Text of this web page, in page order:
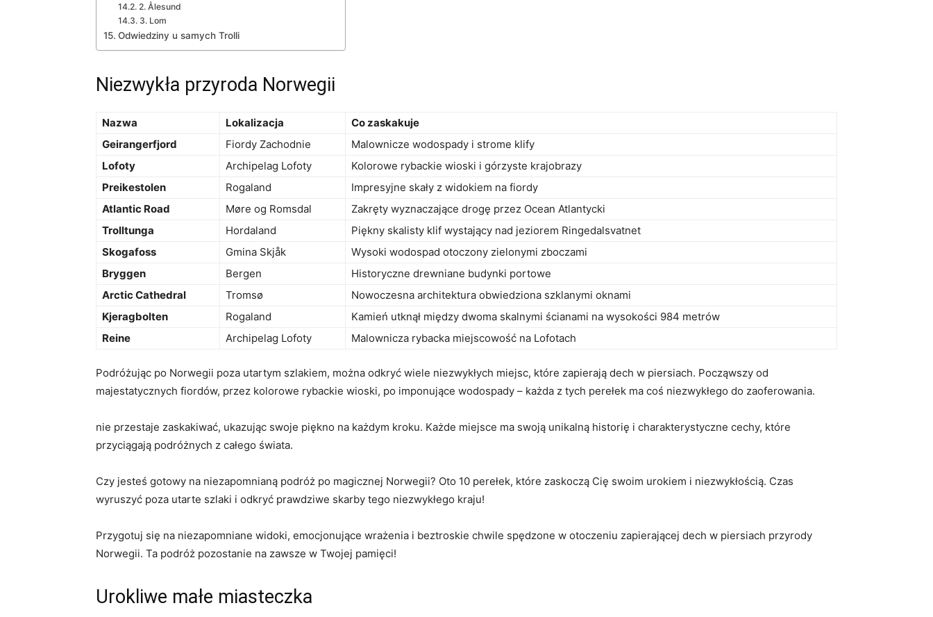
2.‌ Ålesund
3. Lom
Odwiedziny u‍ samych Trolli
Niezwykła ⁤przyroda‍ Norwegii
Nazwa Lokalizacja
Co zaskakuje
Geirangerfjord
Fiordy Zachodnie
Malownicze ‌wodospady i ⁣strome klify
Lofoty
Archipelag‍ Lofoty
Kolorowe ​rybackie ⁢wioski i górzyste‌ krajobrazy
Preikestolen
Rogaland
Impresyjne ⁢skały​ z widokiem ⁣na fiordy
Atlantic Road
Møre og‍ Romsdal
Zakręty wyznaczające drogę przez Ocean Atlantycki
Trolltunga
Hordaland
Piękny skalisty klif wystający nad jeziorem Ringedalsvatnet
Skogafoss
Gmina Skjåk
Wysoki wodospad⁤ otoczony zielonymi zboczami
Bryggen
Bergen
Historyczne drewniane budynki portowe
Arctic Cathedral
Tromsø
Nowoczesna architektura ​obwiedziona szklanymi oknami
Kjeragbolten
Rogaland
Kamień utknął między dwoma ​skalnymi ścianami na wysokości 984​ metrów
Reine
Archipelag Lofoty Malownicza ‌rybacka miejscowość na‍ Lofotach
Podróżując po ​Norwegii ⁤poza ⁣utartym szlakiem, ⁢można odkryć ​wiele niezwykłych miejsc, które⁢ zapierają dech w ‍piersiach. Począwszy od
majestatycznych ​fiordów, przez kolorowe ​rybackie wioski, po imponujące⁣ wodospady ‌– każda z tych perełek ma coś niezwykłego do zaoferowania.
nie przestaje zaskakiwać, ukazując​ swoje piękno⁣ na ⁣każdym kroku. Każde miejsce ⁢ma swoją unikalną⁤ historię ⁤i charakterystyczne cechy,​ które⁤
przyciągają ⁣podróżnych ⁤z‌ całego świata.
Czy jesteś gotowy na niezapomnianą podróż po magicznej Norwegii? Oto 10​ perełek, które⁤ zaskoczą ⁢Cię swoim ⁤urokiem i niezwykłością. ⁤Czas
‌wyruszyć poza utarte szlaki i odkryć prawdziwe skarby tego ⁢niezwykłego‌ kraju!
Przygotuj ⁣się na ⁣niezapomniane widoki, emocjonujące wrażenia i beztroskie chwile⁣ spędzone w ​otoczeniu ⁢zapierającej dech w ⁢piersiach przyrody
Norwegii. Ta podróż pozostanie na zawsze w Twojej ‌pamięci!
Urokliwe ⁢małe miasteczka